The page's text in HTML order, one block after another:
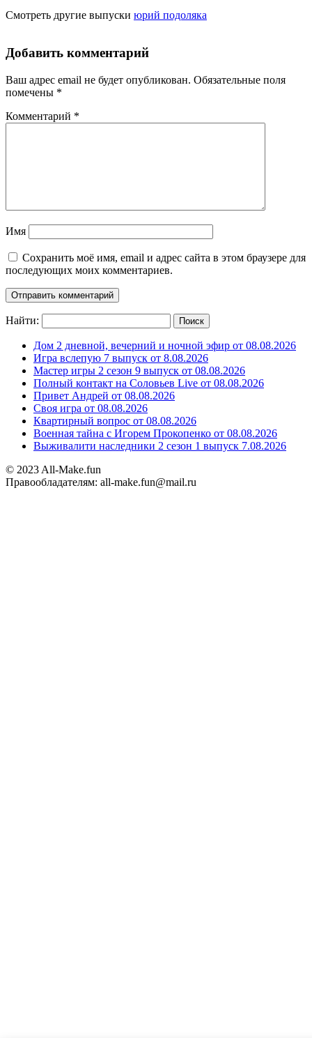
Смотреть другие выпуски юрий подоляка
Добавить комментарий
Ваш адрес email не будет опубликован. Обязательные поля
помечены *
Комментарий *
Имя
Сохранить моё имя, email и адрес сайта в этом браузере для
последующих моих комментариев.
Найти:
Дом 2 дневной, вечерний и ночной эфир от 08.08.2026
Игра вслепую 7 выпуск от 8.08.2026
Мастер игры 2 сезон 9 выпуск от 08.08.2026
Полный контакт на Соловьев Live от 08.08.2026
Привет Андрей от 08.08.2026
Своя игра от 08.08.2026
Квартирный вопрос от 08.08.2026
Военная тайна с Игорем Прокопенко от 08.08.2026
Выживалити наследники 2 сезон 1 выпуск 7.08.2026
© 2023 All-Make.fun
Правообладателям: all-make.fun@mail.ru